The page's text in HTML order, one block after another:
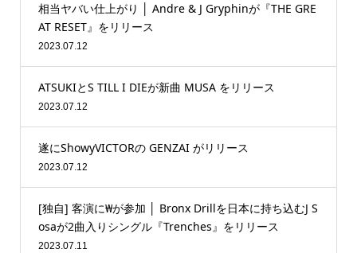
相当ヤバい仕上がり │ Andre & J Gryphinが『THE GRE
AT RESET』をリリース
2023.07.12
ATSUKIとS TILL I DIEが新曲 MUSA をリリース
2023.07.12
遂にShowyVICTORの GENZAI がリリース
2023.07.12
[独自] 客演に₩が参加 │ Bronx Drillを日本に持ち込むJ S
osaが2曲入りシングル『Trenches』をリリース
2023.07.11